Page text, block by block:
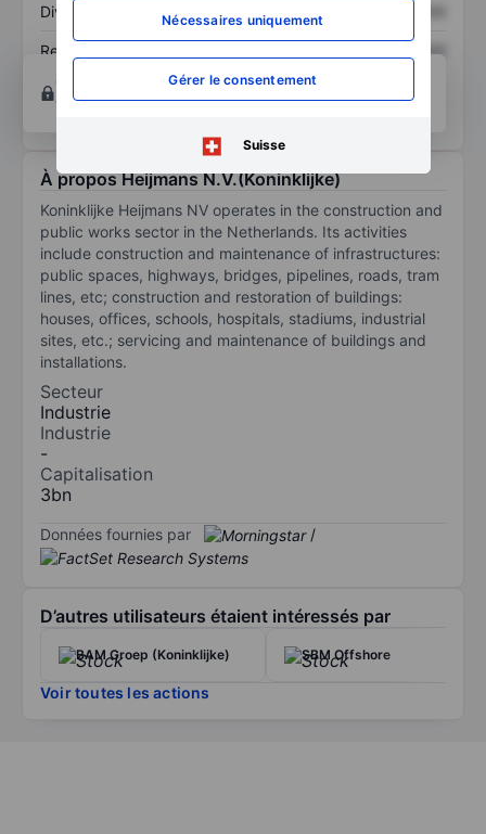
Nécessaires uniquement
Gérer le consentement
Suisse
Dividende par action XXXXXXX
Rendement des
XXXXXXX
Ouvrir un comptepour accéder à d’autres outils
techniques et d’analyse.
À propos Heijmans N.V.(Koninklijke)
Koninklijke Heijmans NV operates in the construction and
public works sector in the Netherlands. Its activities
include construction and maintenance of infrastructures:
public spaces, highways, bridges, pipelines, roads, tram
lines, etc; construction and restoration of buildings:
houses, offices, schools, hospitals, stadiums, industrial
sites, etc.; servicing and maintenance of buildings and
installations.
Secteur
Industrie
Industrie
-
Capitalisation
3bn
Données fournies par /
D’autres utilisateurs étaient intéressés par
BAM Groep (Koninklijke) SBM Offshore
Voir toutes les actions